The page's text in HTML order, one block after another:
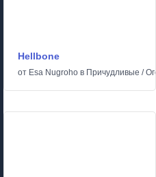
Hellbone
от Esa Nugroho в Причудливые /